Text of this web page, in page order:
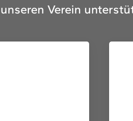
Verein